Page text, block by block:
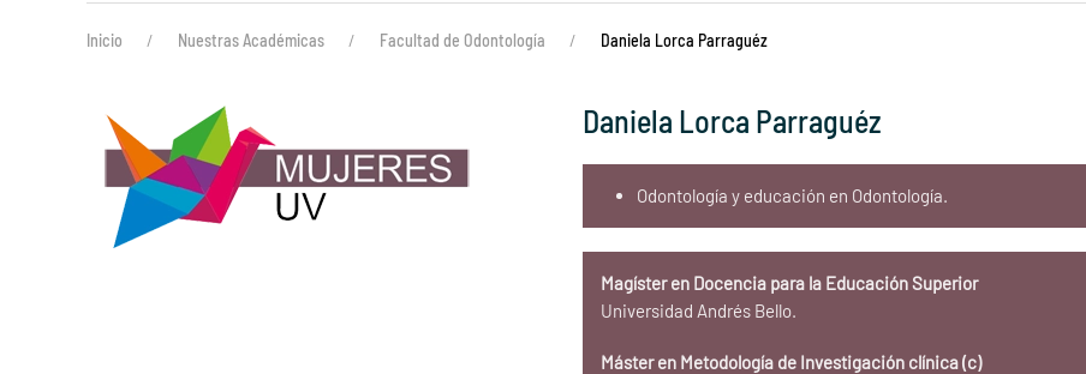
Inicio Nuestras Académicas Facultad de Odontología Daniela Lorca Parraguéz
Daniela Lorca Parraguéz
Odontología y educación en Odontología.
Magíster en Docencia para la Educación Superior
Universidad Andrés Bello.
Máster en Metodología de Investigación clínica (c)